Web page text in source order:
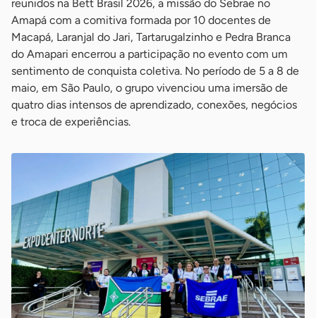
reunidos na Bett Brasil 2026, a missão do Sebrae no
Amapá com a comitiva formada por 10 docentes de
Macapá, Laranjal do Jari, Tartarugalzinho e Pedra Branca
do Amapari encerrou a participação no evento com um
sentimento de conquista coletiva. No período de 5 a 8 de
maio, em São Paulo, o grupo vivenciou uma imersão de
quatro dias intensos de aprendizado, conexões, negócios
e troca de experiências.